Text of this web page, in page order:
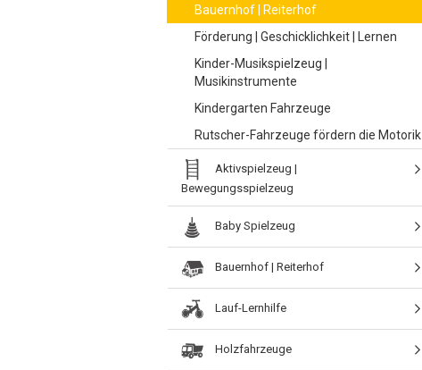
Bauernhof | Reiterhof
Förderung | Geschicklichkeit | Lernen
Kinder-Musikspielzeug |
Musikinstrumente
Kindergarten Fahrzeuge
Rutscher-Fahrzeuge fördern die Motorik
Aktivspielzeug |
Bewegungsspielzeug
Baby Spielzeug
Bauernhof | Reiterhof
Lauf-Lernhilfe
Holzfahrzeuge